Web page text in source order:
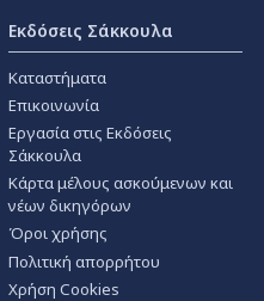
Εκδόσεις Σάκκουλα
Καταστήματα
Επικοινωνία
Εργασία στις Εκδόσεις
Σάκκουλα
Κάρτα μέλους ασκούμενων και
νέων δικηγόρων
Όροι χρήσης
Πολιτική απορρήτου
Χρήση Cookies